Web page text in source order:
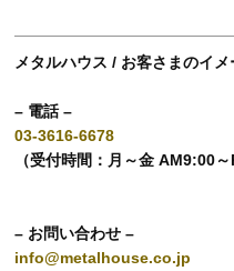
メタルハウス / お客さまのイ
– 電話 –
03-3616-6678
（受付時間：月～金 AM9:00
– お問い合わせ –
info@metalhouse.co.jp